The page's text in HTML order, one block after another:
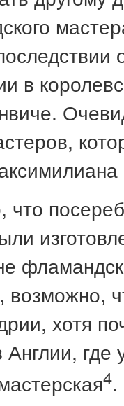
в
что
возможно,
хотя
где
4.